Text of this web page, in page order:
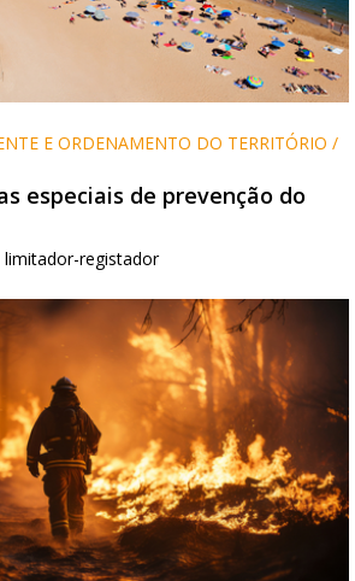
E ORDENAMENTO DO TERRITÓRIO /
especiais de prevenção do
registador